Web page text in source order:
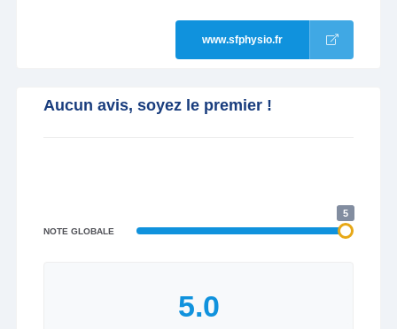
www.sfphysio.fr
Aucun avis, soyez le premier !
NOTE GLOBALE
5